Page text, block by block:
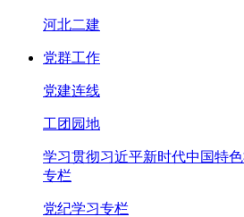
河北二建
党群工作
党建连线
工团园地
学习贯彻习近平新时代中国特
专栏
党纪学习专栏